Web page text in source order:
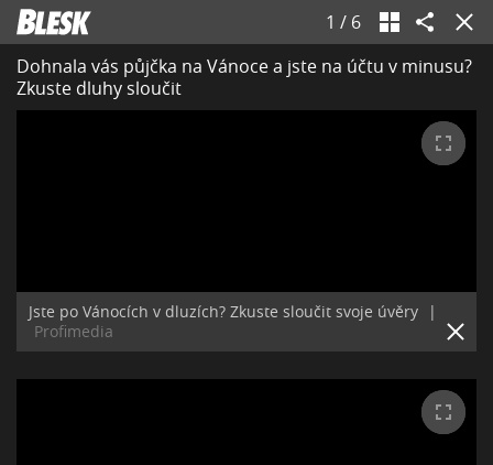
1 / 6
Dohnala vás půjčka na Vánoce a jste na účtu v minusu?
Zkuste dluhy sloučit
Jste po Vánocích v dluzích? Zkuste sloučit svoje úvěry
|
Profimedia